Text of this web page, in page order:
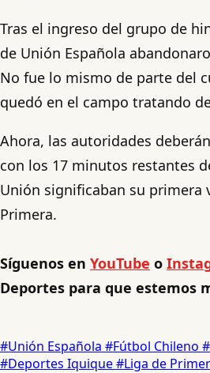
Tras el ingreso del grupo de
de Unión Española
No fue lo mismo de parte del
quedó en el campo tratando
Ahora, las autoridades
con los 17 minutos restantes
Unión significaban su primera
Primera.
Síguenos en YouTube o
Deportes para que estemos
#Unión Española #Fútbol Chileno
#Deportes Iquique#Liga de